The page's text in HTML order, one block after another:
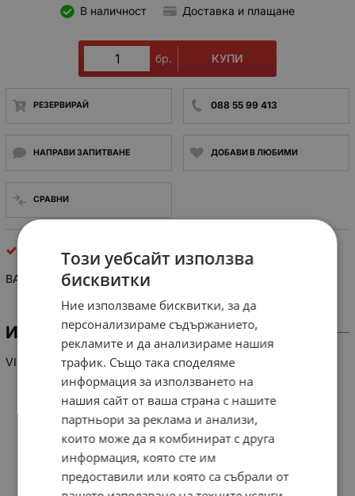
В наличност Доставка и плащане
бр. КУПИ
РЕЗЕРВИРАЙ 088 55 99 413
НАПРАВИ ЗАПИТВАНЕ ДОБАВИ В ЛЮБИМИ
СРАВНИ
интегрални схеми
BA 7611 AN
ИНФОРМАЦИЯ
VIDEO SIGNAL SWITCHER
Този уебсайт използва
бисквитки
Ние използваме бисквитки, за да
персонализираме съдържанието,
рекламите и да анализираме нашия
трафик. Също така споделяме
информация за използването на
нашия сайт от ваша страна с нашите
партньори за реклама и анализи,
които може да я комбинират с друга
информация, която сте им
предоставили или която са събрали от